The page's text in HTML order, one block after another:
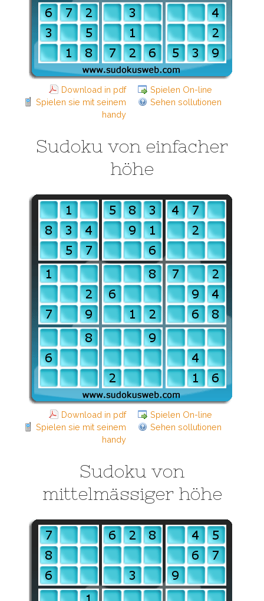
Download in pdf
Spielen On-line
Spielen sie mit seinem
handy
Sehen sollutionen
Sudoku von einfacher
höhe
Download in pdf
Spielen On-line
Spielen sie mit seinem
handy
Sehen sollutionen
Sudoku von
mittelmässiger höhe